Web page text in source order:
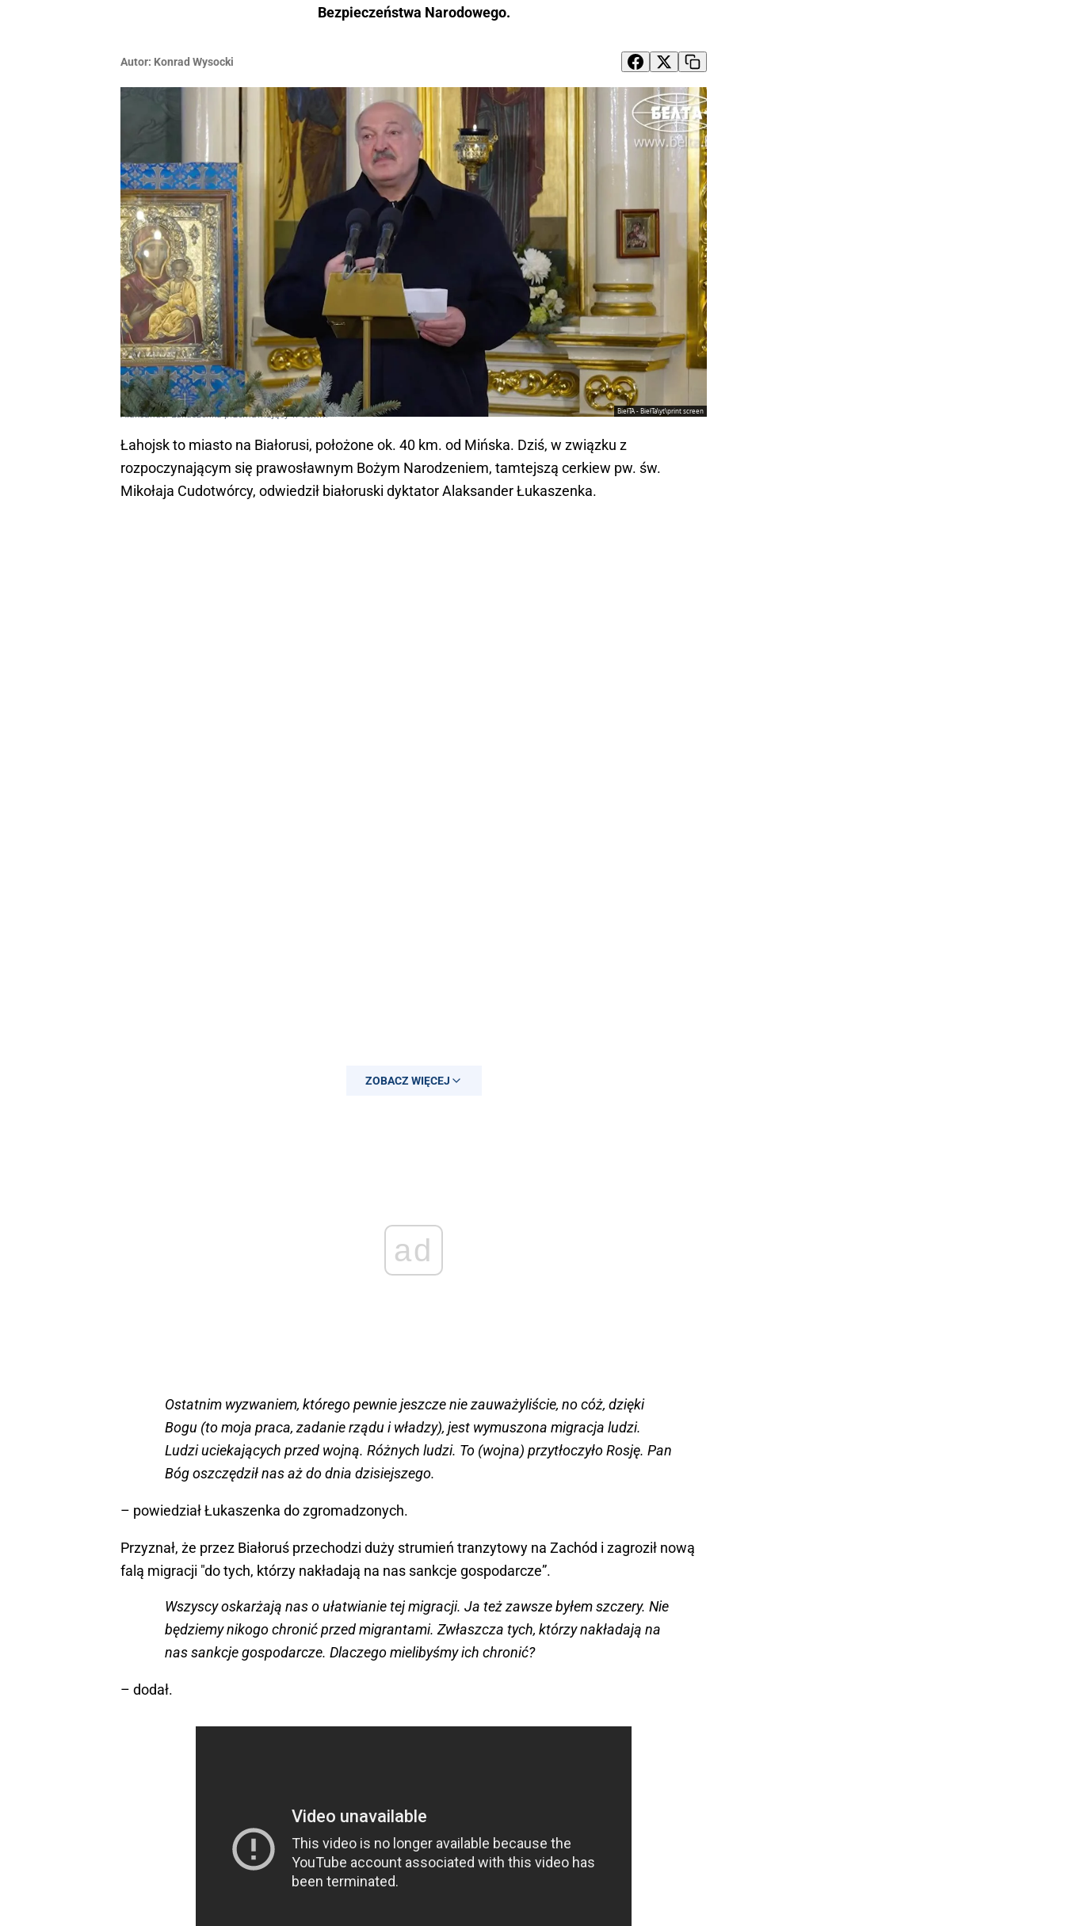
Bezpieczeństwa Narodowego.
Autor: Konrad Wysocki
BiełTA - BiełTa\yt\print screen
Alaksander Łukaszenka przemawiający w cerkwi
Łahojsk to miasto na Białorusi, położone ok. 40 km. od Mińska. Dziś, w związku z
rozpoczynającym się prawosławnym Bożym Narodzeniem, tamtejszą cerkiew pw. św.
Mikołaja Cudotwórcy, odwiedził białoruski dyktator Alaksander Łukaszenka.
ZOBACZ WIĘCEJ
ad
Ostatnim wyzwaniem, którego pewnie jeszcze nie zauważyliście, no cóż, dzięki
Bogu (to moja praca, zadanie rządu i władzy), jest wymuszona migracja ludzi.
Ludzi uciekających przed wojną. Różnych ludzi. To (wojna) przytłoczyło Rosję. Pan
Bóg oszczędził nas aż do dnia dzisiejszego.
– powiedział Łukaszenka do zgromadzonych.
Przyznał, że przez Białoruś przechodzi duży strumień tranzytowy na Zachód i zagroził nową
falą migracji "do tych, którzy nakładają na nas sankcje gospodarcze”.
Wszyscy oskarżają nas o ułatwianie tej migracji. Ja też zawsze byłem szczery. Nie
będziemy nikogo chronić przed migrantami. Zwłaszcza tych, którzy nakładają na
nas sankcje gospodarcze. Dlaczego mielibyśmy ich chronić?
– dodał.